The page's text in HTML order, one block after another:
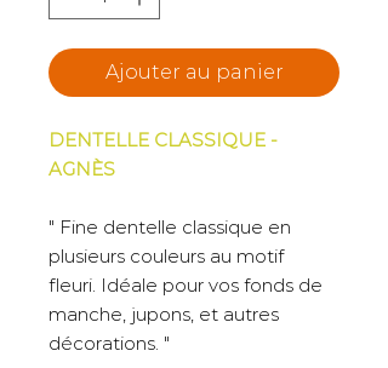
Ajouter au panier
DENTELLE CLASSIQUE -
AGNÈS
" Fine dentelle classique en
plusieurs couleurs au motif
fleuri. Idéale pour vos fonds de
manche, jupons, et autres
décorations. "